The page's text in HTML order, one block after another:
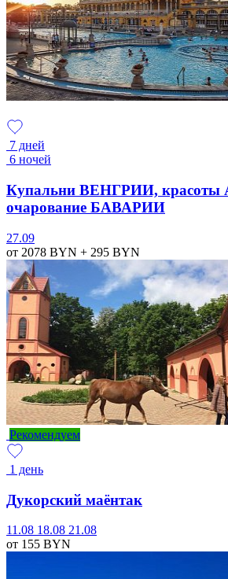
7 дней
6 ночей
Купальни ВЕНГРИИ,
очарование БАВАРИИ
27.09
от 2078 BYN + 295 BYN
Рекомендуем
1 день
Дукорский маёнтак
11.08 18.08 21.08
от 155 BYN